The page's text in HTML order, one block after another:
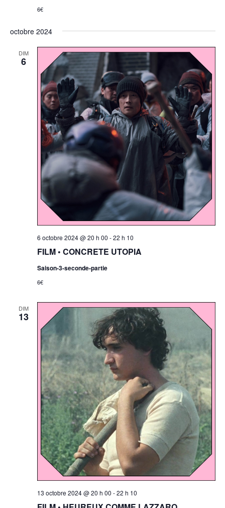
6€
octobre 2024
DIM
6
FILM • CONCRETE UTOPIA
6 octobre 2024 @ 20 h 00 -22 h 10
Saison-3-seconde-partie
6€
DIM
13
13 octobre 2024 @ 20 h 00 -22 h 10